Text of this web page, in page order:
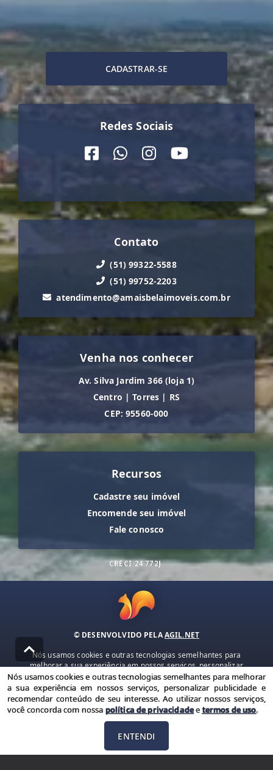
CADASTRAR-SE
Redes Sociais
Contato
(51) 99322-5588
(51) 99752-2203
atendimento@amaisbelaimoveis.com.br
Venha nos conhecer
Av. Silva Jardim 366 (loja 1)
Centro | Torres | RS
CEP: 95560-000
Recursos
Cadastre seu imóvel
Encomende seu imóvel
Fale conosco
CRECI 24.772J
© DESENVOLVIDO PELAAGIL.NET
Nós usamos cookies e outras tecnologias semelhantes para
melhorar a sua experiência em nossos serviços, personalizar
publicidade e recomendar conteúdo de seu interesse. Ao utilizar
nossos serviços, você concorda com nossa política de privacidade e
termos de uso.
Política de Privacidade Termos de uso
Nós usamos cookies e outras tecnologias semelhantes para melhorar
a sua experiência em nossos serviços, personalizar publicidade e
recomendar conteúdo de seu interesse. Ao utilizar nossos serviços,
você concorda com nossa política de privacidadeetermos de uso.
ENTENDI